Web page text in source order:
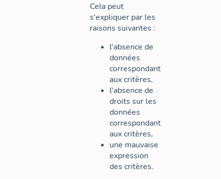
Cela peut
s'expliquer par les
raisons suivantes :
l'absence de
données
correspondant
aux critères,
l'absence de
droits sur les
données
correspondant
aux critères,
une mauvaise
expression
des critères.